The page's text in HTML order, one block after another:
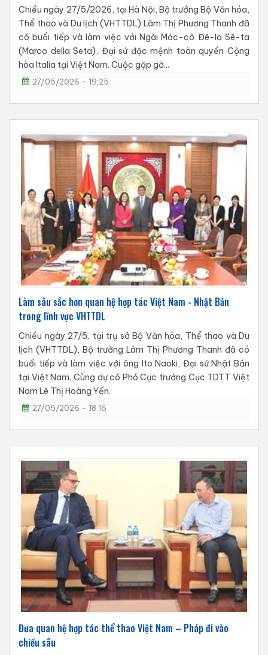
Chiều ngày 27/5/2026, tại Hà Nội, Bộ trưởng Bộ Văn hóa,
Thể thao và Du lịch (VHTTDL) Lâm Thị Phương Thanh đã
có buổi tiếp và làm việc với Ngài Mác-cô Đê-la Sê-ta
(Marco della Seta), Đại sứ đặc mệnh toàn quyền Cộng
hòa Italia tại Việt Nam. Cuộc gặp gỡ...
27/05/2026 - 19:25
Làm sâu sắc hơn quan hệ hợp tác Việt Nam - Nhật Bản
trong lĩnh vực VHTTDL
Chiều ngày 27/5, tại trụ sở Bộ Văn hóa, Thể thao và Du
lịch (VHTTDL), Bộ trưởng Lâm Thị Phương Thanh đã có
buổi tiếp và làm việc với ông Ito Naoki, Đại sứ Nhật Bản
tại Việt Nam. Cùng dự có Phó Cục trưởng Cục TDTT Việt
Nam Lê Thị Hoàng Yến.
27/05/2026 - 18:16
Đưa quan hệ hợp tác thể thao Việt Nam – Pháp đi vào
chiều sâu